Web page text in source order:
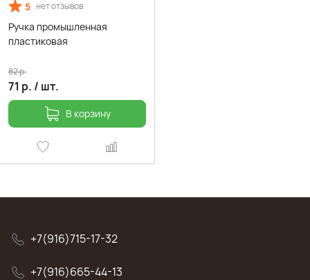
5 нет отзывов
Ручка промышленная
пластиковая
71 р. / шт.
82р.
В корзину
+7(916)715-17-32
+7(916)665-44-13